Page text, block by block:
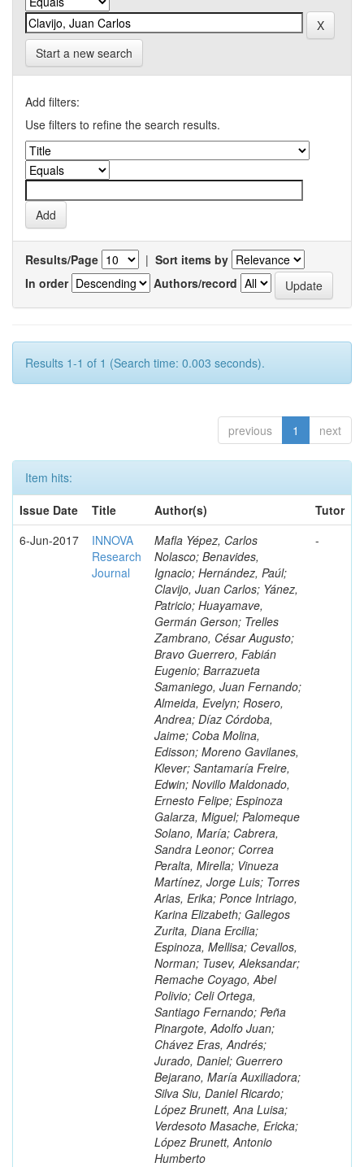
Start a new search
Add filters:
Use filters to refine the search results.
Results/Page | Sort items by
In order
Authors/record
Results 1-1 of 1 (Search time: 0.003 seconds).
previous 1 next
Item hits:
Issue Date
Title Author(s)
Tutor
6-Jun-2017
INNOVA
Research
Journal
Mafla Yépez, Carlos
Nolasco; Benavides,
Ignacio; Hernández, Paúl;
Clavijo, Juan Carlos; Yánez,
Patricio; Huayamave,
Germán Gerson; Trelles
Zambrano, César Augusto;
Bravo Guerrero, Fabián
Eugenio; Barrazueta
Samaniego, Juan Fernando;
Almeida, Evelyn; Rosero,
Andrea; Díaz Córdoba,
Jaime; Coba Molina,
Edisson; Moreno Gavilanes,
Klever; Santamaría Freire,
Edwin; Novillo Maldonado,
Ernesto Felipe; Espinoza
Galarza, Miguel; Palomeque
Solano, María; Cabrera,
Sandra Leonor; Correa
Peralta, Mirella; Vinueza
Martínez, Jorge Luis; Torres
Arias, Erika; Ponce Intriago,
Karina Elizabeth; Gallegos
Zurita, Diana Ercilia;
Espinoza, Mellisa; Cevallos,
Norman; Tusev, Aleksandar;
Remache Coyago, Abel
Polivio; Celi Ortega,
Santiago Fernando; Peña
Pinargote, Adolfo Juan;
Chávez Eras, Andrés;
Jurado, Daniel; Guerrero
Bejarano, María Auxiliadora;
Silva Siu, Daniel Ricardo;
López Brunett, Ana Luisa;
Verdesoto Masache, Ericka;
López Brunett, Antonio
Humberto
-